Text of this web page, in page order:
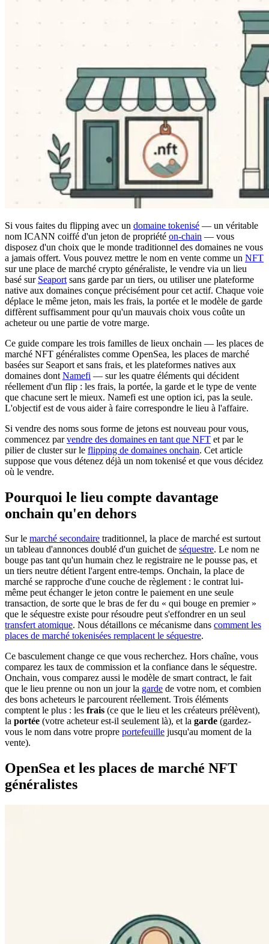
Si vous faites du flipping avec un domaine tokenisé — un véritable
nom ICANN coiffé d'un jeton de propriété on-chain — vous
disposez d'un choix que le monde traditionnel des domaines ne vous
a jamais offert. Vous pouvez mettre le nom en vente comme un NFT
sur une place de marché crypto généraliste, le vendre via un lieu
basé sur Seaport sans garde par un tiers, ou utiliser une plateforme
native aux domaines conçue précisément pour cet actif. Chaque voie
déplace le même jeton, mais les frais, la portée et le modèle de garde
diffèrent suffisamment pour qu'un mauvais choix vous coûte un
acheteur ou une partie de votre marge.
Ce guide compare les trois familles de lieux onchain — les places de
marché NFT généralistes comme OpenSea, les places de marché
basées sur Seaport et sans frais, et les plateformes natives aux
domaines dont Namefi — sur les quatre éléments qui décident
réellement d'un flip : les frais, la portée, la garde et le type de vente
que chacune sert le mieux. Namefi est une option ici, pas la seule.
L'objectif est de vous aider à faire correspondre le lieu à l'affaire.
Si vendre des noms sous forme de jetons est nouveau pour vous,
commencez parvendre des domaines en tant que NFT et par le
pilier de cluster sur le flipping de domaines onchain. Cet article
suppose que vous détenez déjà un nom tokenisé et que vous décidez
où le vendre.
Pourquoi le lieu compte davantage
onchain qu'en dehors
Sur le marché secondaire traditionnel, la place de marché est surtout
un tableau d'annonces doublé d'un guichet de séquestre. Le nom ne
bouge pas tant qu'un humain chez le registraire ne le pousse pas, et
un tiers neutre détient l'argent entre-temps. Onchain, la place de
marché se rapproche d'une couche de règlement : le contrat lui-
même peut échanger le jeton contre le paiement en une seule
transaction, de sorte que le bras de fer du « qui bouge en premier »
que le séquestre existe pour résoudre peut s'effondrer en un seul
transfert atomique. Nous détaillons ce mécanisme dans comment les
places de marché tokenisées remplacent le séquestre.
Ce basculement change ce que vous recherchez. Hors chaîne, vous
comparez les taux de commission et la confiance dans le séquestre.
Onchain, vous comparez aussi le modèle de smart contract, le fait
que le lieu prenne ou non un jour la garde de votre nom, et combien
des bons acheteurs le parcourent réellement. Trois éléments
comptent le plus : les frais (ce que le lieu et les créateurs prélèvent),
la portée (votre acheteur est-il seulement là), et la garde (gardez-
vous le nom dans votre propre portefeuille jusqu'au moment de la
vente).
OpenSea et les places de marché NFT
généralistes